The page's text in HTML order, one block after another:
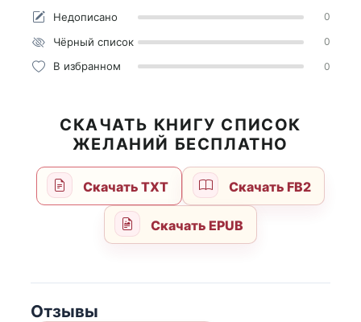
Недописано 0
Чёрный список 0
В избранном 0
СКАЧАТЬ КНИГУ СПИСОК
ЖЕЛАНИЙ БЕСПЛАТНО
Скачать TXT Скачать FB2
Скачать EPUB
Отзывы